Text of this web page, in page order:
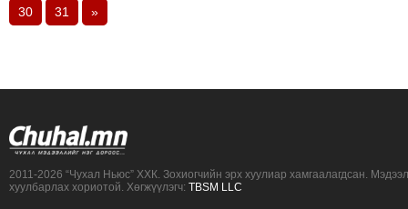
30
31 »
2011-2026 “Чухал Ньюс” ХХК. Зохиогчийн эрх хуулиар хамгаалагдсан.
хуулбарлах хориотой. Хөгжүүлэгч: TBSM LLC